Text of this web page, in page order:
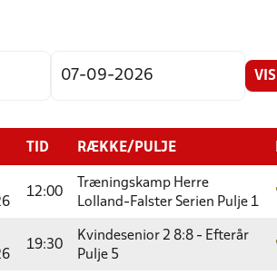
VIS
TID RÆKKE/PULJE
12:00
Træningskamp Herre
Lolland-Falster Serien Pulje 1
19:30
Kvindesenior 2 8:8 - Efterår
Pulje 5